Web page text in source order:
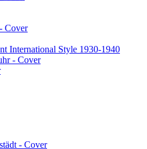
International Style 1930-1940